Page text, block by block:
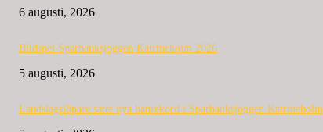
6 augusti, 2026
Bildspel Sparbanksjoggen Katrineholm 2026
5 augusti, 2026
Landslagslöpare satte nya banrekord i Sparbanksjoggen Katrineholm